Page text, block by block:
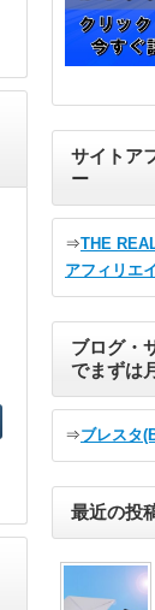
サイトア
ー
⇒THE
アフィリエ
ブログ・
でまずは
⇒ブレスタ
最近の投